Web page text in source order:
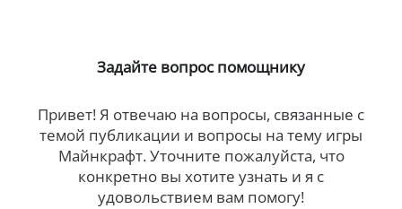
Задайте вопрос помощнику
Привет! Я отвечаю на вопросы, связанные с
темой публикации и вопросы на тему игры
Майнкрафт. Уточните пожалуйста, что
конкретно вы хотите узнать и я с
удовольствием вам помогу!